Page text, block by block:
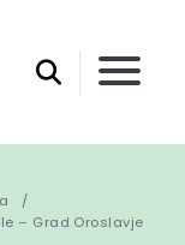
– Grad Oroslavje